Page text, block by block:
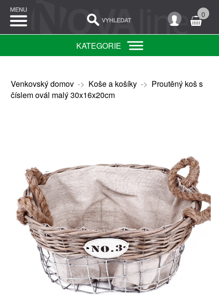
0
KATEGORIE
Venkovský domov-> Koše a košíky-> Proutěný koš s
číslem ovál malý 30x16x20cm